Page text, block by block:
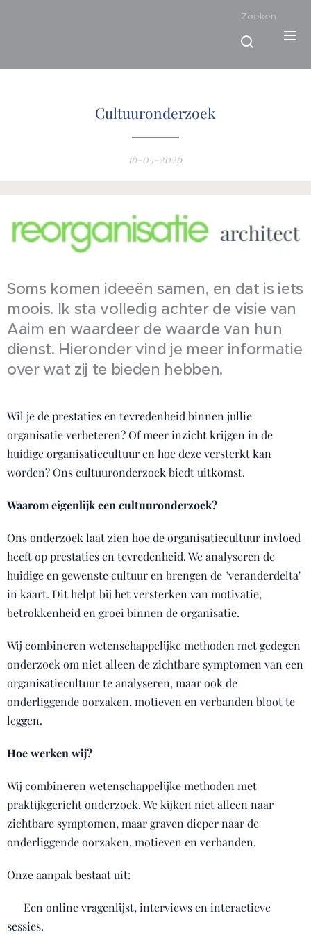
Zoeken
Cultuuronderzoek
16-05-2026
Soms komen ideeën samen, en dat is iets
moois. Ik sta volledig achter de visie van
Aaim en waardeer de waarde van hun
dienst. Hieronder vind je meer informatie
over wat zij te bieden hebben.
Wil je de prestaties en tevredenheid binnen jullie
organisatie verbeteren? Of meer inzicht krijgen in de
huidige organisatiecultuur en hoe deze versterkt kan
worden? Ons cultuuronderzoek biedt uitkomst.
Waarom eigenlijk een cultuuronderzoek?
Ons onderzoek laat zien hoe de organisatiecultuur invloed
heeft op prestaties en tevredenheid. We analyseren de
huidige en gewenste cultuur en brengen de "veranderdelta"
in kaart. Dit helpt bij het versterken van motivatie,
betrokkenheid en groei binnen de organisatie.
Wij combineren wetenschappelijke methoden met gedegen
onderzoek om niet alleen de zichtbare symptomen van een
organisatiecultuur te analyseren, maar ook de
onderliggende oorzaken, motieven en verbanden bloot te
leggen.
Hoe werken wij?
Wij combineren wetenschappelijke methoden met
praktijkgericht onderzoek. We kijken niet alleen naar
zichtbare symptomen, maar graven dieper naar de
onderliggende oorzaken, motieven en verbanden.
Onze aanpak bestaat uit:
✔ Een online vragenlijst, interviews en interactieve
sessies.